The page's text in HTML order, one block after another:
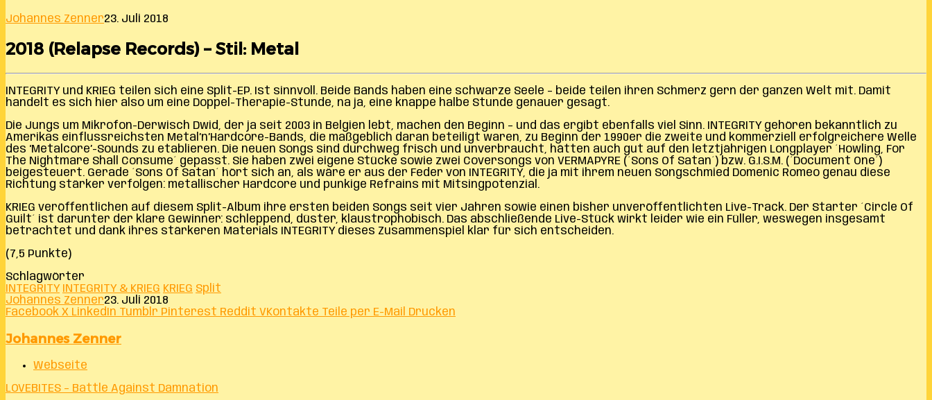
Johannes Zenner23. Juli 2018
2018 (Relapse Records) – Stil: Metal
INTEGRITY und KRIEG teilen sich eine Split-EP. Ist sinnvoll. Beide Bands haben eine schwarze Seele – beide teilen ihren Schmerz gern der ganzen Welt mit. Damit
handelt es sich hier also um eine Doppel-Therapie-Stunde, na ja, eine knappe halbe Stunde genauer gesagt.
Die Jungs um Mikrofon-Derwisch Dwid, der ja seit 2003 in Belgien lebt, machen den Beginn – und das ergibt ebenfalls viel Sinn. INTEGRITY gehören bekanntlich zu
Amerikas einflussreichsten Metal’n’Hardcore-Bands, die maßgeblich daran beteiligt waren, zu Beginn der 1990er die zweite und kommerziell erfolgreichere Welle
des ‘Metalcore’-Sounds zu etablieren. Die neuen Songs sind durchweg frisch und unverbraucht, hätten auch gut auf den letztjährigen Longplayer ´Howling, For
The Nightmare Shall Consume´ gepasst. Sie haben zwei eigene Stücke sowie zwei Coversongs von VERMAPYRE (´Sons Of Satan´) bzw. G.I.S.M. (´Document One´)
beigesteuert. Gerade ´Sons Of Satan´ hört sich an, als wäre er aus der Feder von INTEGRITY, die ja mit ihrem neuen Songschmied Domenic Romeo genau diese
Richtung stärker verfolgen: metallischer Hardcore und punkige Refrains mit Mitsingpotenzial.
KRIEG veröffentlichen auf diesem Split-Album ihre ersten beiden Songs seit vier Jahren sowie einen bisher unveröffentlichten Live-Track. Der Starter ´Circle Of
Guilt´ ist darunter der klare Gewinner: schleppend, düster, klaustrophobisch. Das abschließende Live-Stück wirkt leider wie ein Füller, weswegen insgesamt
betrachtet und dank ihres stärkeren Materials INTEGRITY dieses Zusammenspiel klar für sich entscheiden.
(7,5 Punkte)
Schlagwörter
INTEGRITY INTEGRITY & KRIEG KRIEG Split
Johannes Zenner23. Juli 2018
Facebook X LinkedIn Tumblr Pinterest Reddit VKontakte Teile per E-Mail Drucken
Johannes Zenner
Webseite
LOVEBITES – Battle Against Damnation